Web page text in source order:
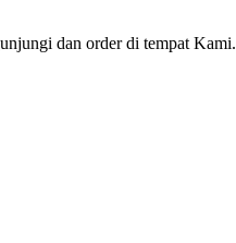
dan order di tempat Kami.